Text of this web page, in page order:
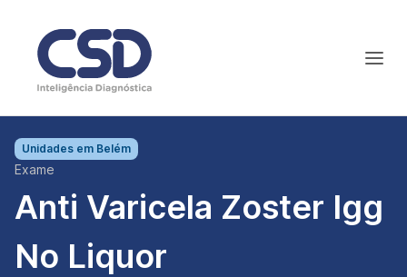
Unidades em Belém
Exame
Anti Varicela Zoster Igg
No Liquor